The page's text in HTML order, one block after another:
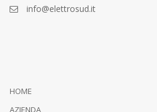
info@elettrosud.it
HOME
AZIENDA